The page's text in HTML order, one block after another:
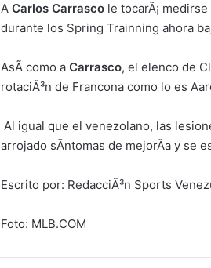
A Carlos Carrasco le tocarÃ¡
durante los Spring Trainning ahora
AsÃ­ como a Carrasco, el elenco de
rotaciÃ³n de Francona como lo es
Al igual que el venezolano, las
arrojado sÃ­ntomas de mejorÃ­a y se
Escrito por: RedacciÃ³n Sports
Foto: MLB.COM